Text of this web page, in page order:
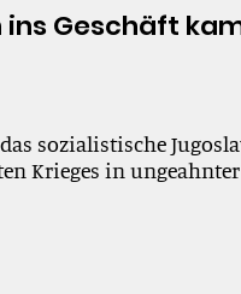
Geschäft
sozialistische
Krieges in ungeahnter